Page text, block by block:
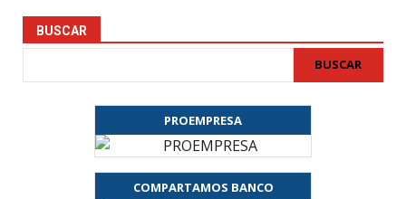
BUSCAR
BUSCAR
PROEMPRESA
COMPARTAMOS BANCO